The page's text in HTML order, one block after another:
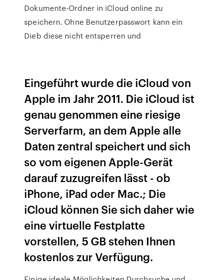
Dokumente-Ordner in iCloud online zu
speichern. Ohne Benutzerpasswort kann ein
Dieb diese nicht entsperren und
Eingeführt wurde die iCloud von
Apple im Jahr 2011. Die iCloud ist
genau genommen eine riesige
Serverfarm, an dem Apple alle
Daten zentral speichert und sich
so vom eigenen Apple-Gerät
darauf zuzugreifen lässt - ob
iPhone, iPad oder Mac.; Die
iCloud können Sie sich daher wie
eine virtuelle Festplatte
vorstellen, 5 GB stehen Ihnen
kostenlos zur Verfügung.